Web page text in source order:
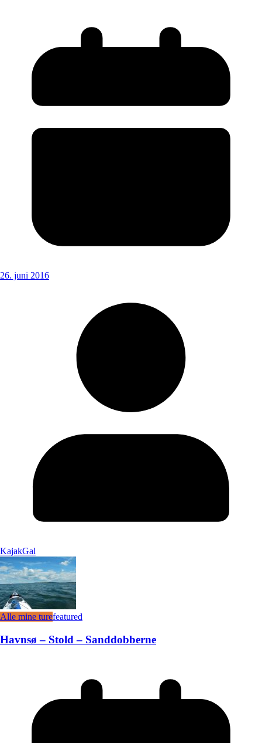
26. juni 2016
KajakGal
Alle mine turefeatured
Havnsø – Stold – Sanddobberne